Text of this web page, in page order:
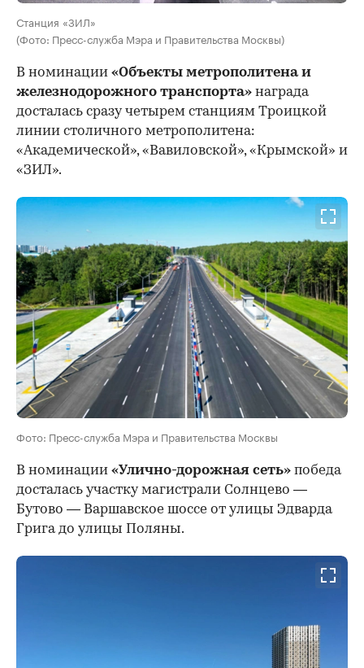
Станция «ЗИЛ»
(Фото: Пресс-служба Мэра и Правительства Москвы)
В номинации «Объекты метрополитена и
железнодорожного транспорта» награда
досталась сразу четырем станциям Троицкой
линии столичного метрополитена:
«Академической», «Вавиловской», «Крымской» и
«ЗИЛ».
Фото: Пресс-служба Мэра и Правительства Москвы
В номинации «Улично-дорожная сеть» победа
досталась участку магистрали Солнцево —
Бутово — Варшавское шоссе от улицы Эдварда
Грига до улицы Поляны.